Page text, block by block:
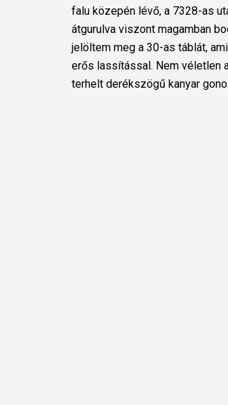
falu közepén lévő, a 7328-as
átgurulva viszont magamban
jelöltem meg a 30-as táblát,
erős lassítással. Nem véletlen
terhelt derékszögű kanyar